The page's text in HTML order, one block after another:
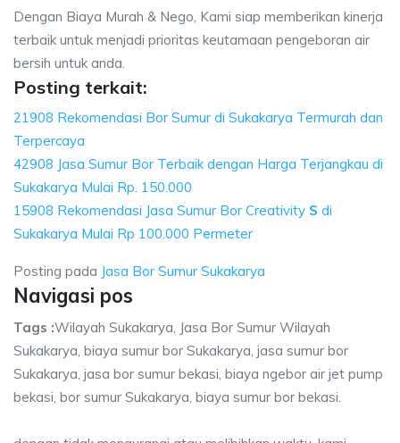
Dengan Biaya Murah & Nego, Kami siap memberikan kinerja
terbaik untuk menjadi prioritas keutamaan pengeboran air
bersih untuk anda.
Posting terkait:
21908 Rekomendasi Bor Sumur di Sukakarya Termurah dan
Terpercaya
42908 Jasa Sumur Bor Terbaik dengan Harga Terjangkau di
Sukakarya Mulai Rp. 150.000
15908 Rekomendasi Jasa Sumur Bor Creativity S di
Sukakarya Mulai Rp 100.000 Permeter
Posting pada Jasa Bor Sumur Sukakarya
Navigasi pos
Tags :Wilayah Sukakarya, Jasa Bor Sumur Wilayah
Sukakarya, biaya sumur bor Sukakarya, jasa sumur bor
Sukakarya, jasa bor sumur bekasi, biaya ngebor air jet pump
bekasi, bor sumur Sukakarya, biaya sumur bor bekasi.